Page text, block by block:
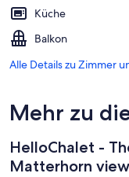
Küche
Balkon
Alle Details zu Zimmer
Mehr zu
HelloChalet -
Matterhorn